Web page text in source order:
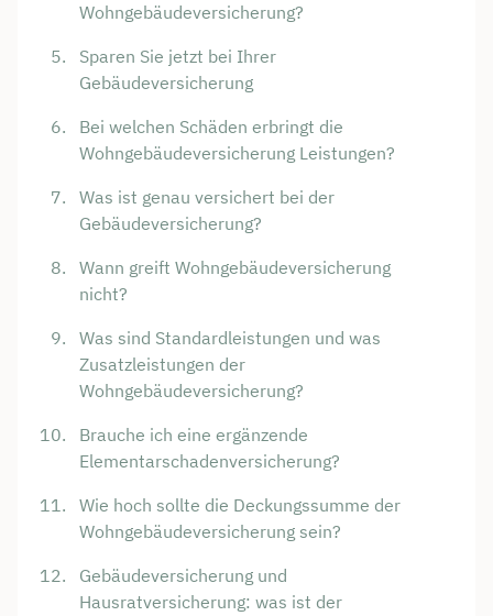
Wohngebäudeversicherung?
Sparen Sie jetzt bei Ihrer
Gebäudeversicherung
Bei welchen Schäden erbringt die
Wohngebäudeversicherung Leistungen?
Was ist genau versichert bei der
Gebäudeversicherung?
Wann greift Wohngebäudeversicherung
nicht?
Was sind Standardleistungen und was
Zusatzleistungen der
Wohngebäudeversicherung?
Brauche ich eine ergänzende
Elementarschadenversicherung?
Wie hoch sollte die Deckungssumme der
Wohngebäudeversicherung sein?
Gebäudeversicherung und
Hausratversicherung: was ist der